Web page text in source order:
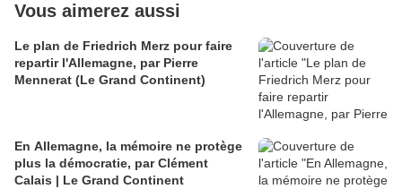
Vous aimerez aussi
Le plan de Friedrich Merz pour faire
repartir l'Allemagne, par Pierre
Mennerat (Le Grand Continent)
En Allemagne, la mémoire ne protège
plus la démocratie, par Clément
Calais | Le Grand Continent